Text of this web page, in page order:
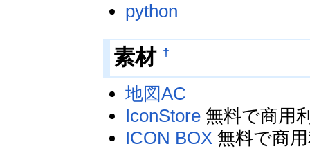
python
素材 †
地図AC
IconStore 無料で商用
ICON BOX 無料で商